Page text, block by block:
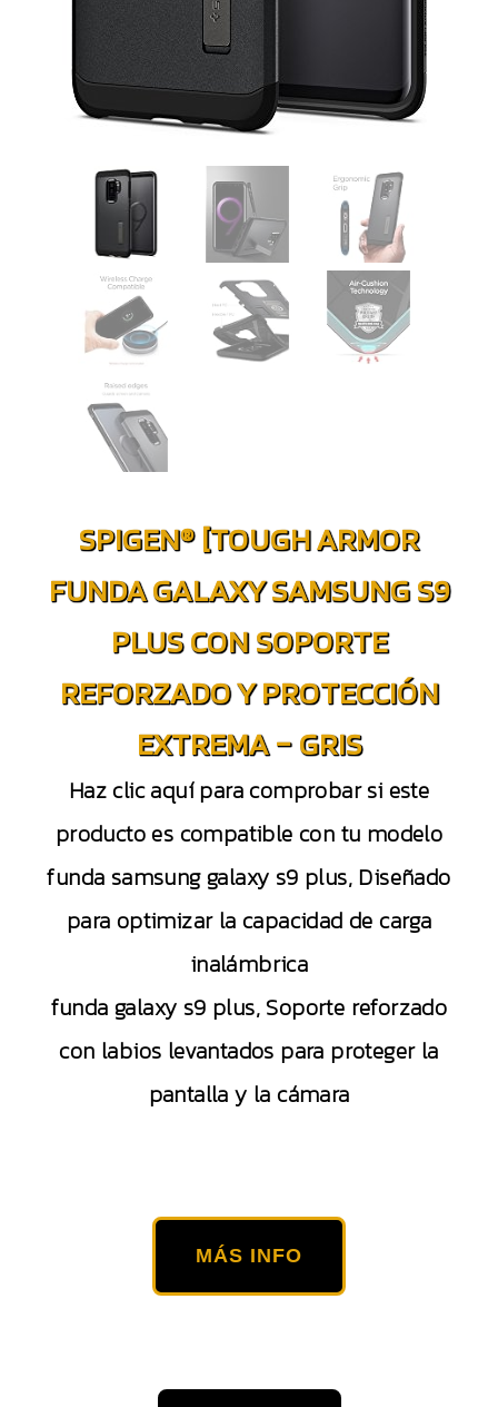
SPIGEN® [TOUGH ARMOR
FUNDA GALAXY SAMSUNG S9
PLUS CON SOPORTE
REFORZADO Y PROTECCIÓN
EXTREMA – GRIS
Haz clic aquí para comprobar si este
producto es compatible con tu modelo
funda samsung galaxy s9 plus, Diseñado
para optimizar la capacidad de carga
inalámbrica
funda galaxy s9 plus, Soporte reforzado
con labios levantados para proteger la
pantalla y la cámara
MÁS INFO